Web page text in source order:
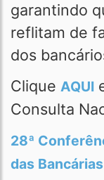
garantindo
reflitam de
dos
Clique AQUI
Consulta
28ª
das Bancárias